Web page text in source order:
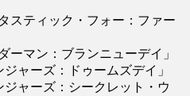
スティック・フォー：ファー
マン：ブランニューデイ」
ャーズ：ドゥームズデイ」
ャーズ：シークレット・ウ